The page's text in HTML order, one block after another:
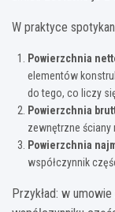
W praktyce
Powierzchnia
elementów
do tego, co liczy
Powierzchnia
zewnętrzne ściany
Powierzchnia
współczynnik
Przykład: w